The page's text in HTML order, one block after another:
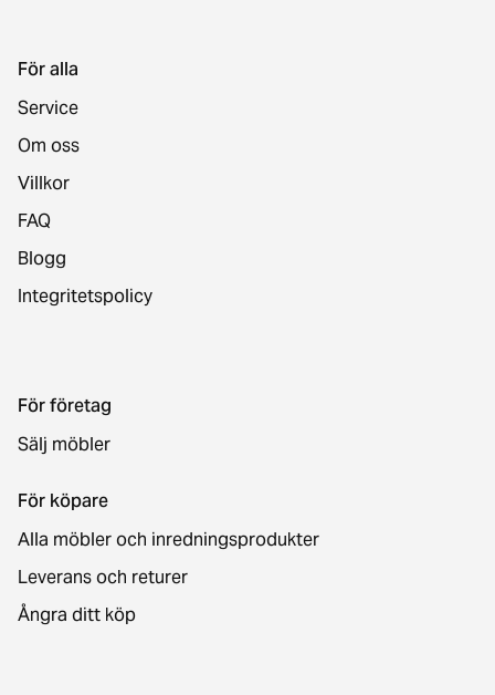
För alla
Service
Om oss
Villkor
FAQ
Blogg
Integritetspolicy
För företag
Sälj möbler
För köpare
Alla möbler och inredningsprodukter
Leverans och returer
Ångra ditt köp